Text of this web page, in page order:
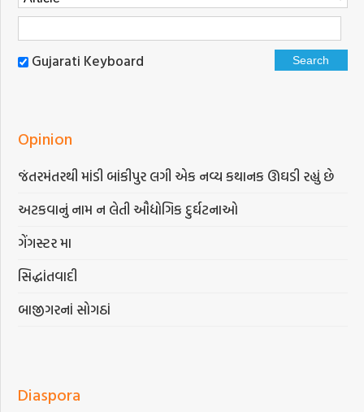
Gujarati Keyboard
Opinion
જંતરમંતરથી માંડી બાંકીપુર લગી એક નવ્ય કથાનક ઊઘડી રહ્યું છે
અટકવાનું નામ ન લેતી ઔદ્યોગિક દુર્ઘટનાઓ
ગેંગસ્ટર મા
સિદ્ધાંતવાદી
બાજીગરનાં સોગઠાં
Diaspora